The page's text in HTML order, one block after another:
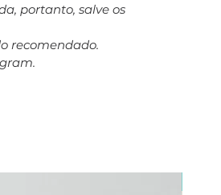
portanto, salve os
recomendado.